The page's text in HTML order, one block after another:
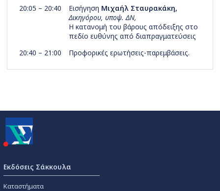
20:05 – 20:40 Εισήγηση Μιχαήλ Σταυρακάκη,
Δικηγόρου, υποψ. ΔΝ,
Η κατανομή του βάρους απόδειξης στο
πεδίο ευθύνης από διαπραγματεύσεις
20:40 – 21:00
Προφορικές ερωτήσεις-παρεμβάσεις.
Εκδόσεις Σάκκουλα
Καταστήματα